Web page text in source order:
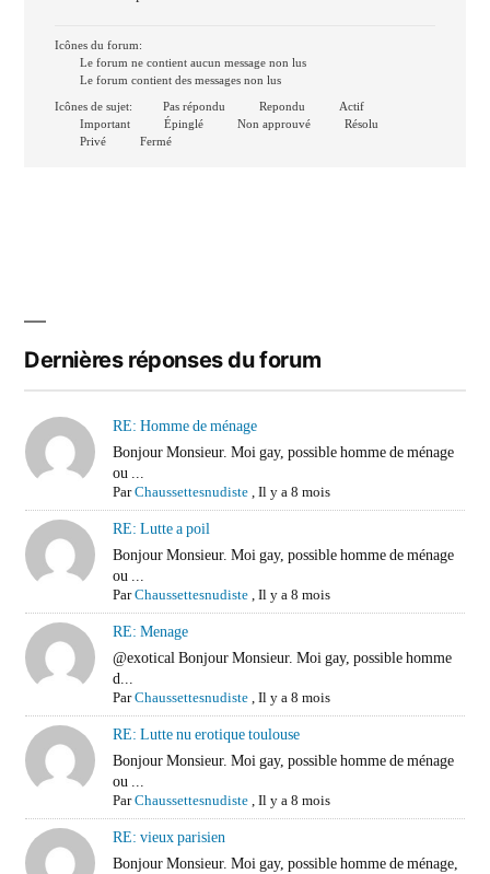
Icônes du forum:
Le forum ne contient aucun message non lus
Le forum contient des messages non lus
Icônes de sujet:
Pas répondu Repondu
Actif
Important
Épinglé Non approuvé
Résolu
Privé
Fermé
Dernières réponses du forum
RE: Homme de ménage
Bonjour Monsieur. Moi gay, possible homme de ménage
ou ...
ParChaussettesnudiste,Il y a 8 mois
RE: Lutte a poil
Bonjour Monsieur. Moi gay, possible homme de ménage
ou ...
ParChaussettesnudiste,Il y a 8 mois
RE: Menage
@exotical Bonjour Monsieur. Moi gay, possible homme
d...
ParChaussettesnudiste,Il y a 8 mois
RE: Lutte nu erotique toulouse
Bonjour Monsieur. Moi gay, possible homme de ménage
ou ...
ParChaussettesnudiste,Il y a 8 mois
RE: vieux parisien
Bonjour Monsieur. Moi gay, possible homme de ménage,